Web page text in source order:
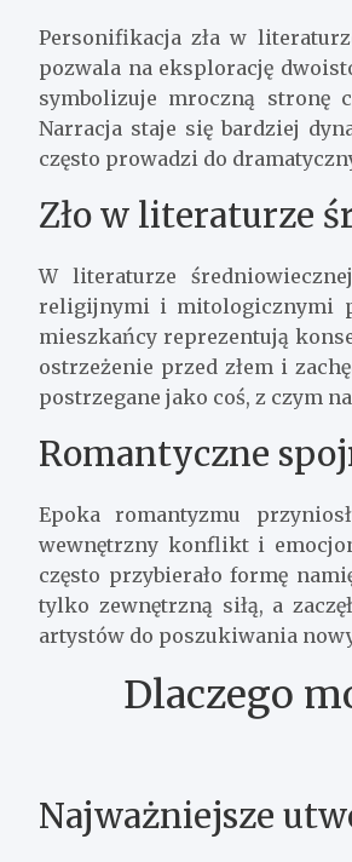
Personifikacja zła w
pozwala na eksplorację
symbolizuje mroczną stronę
Narracja staje się bardziej
często prowadzi do
Zło w literaturze
W literaturze
religijnymi i mitologicznymi
mieszkańcy reprezentują
ostrzeżenie przed złem i
postrzegane jako coś, z czym
Romantyczne
Epoka romantyzmu
wewnętrzny konflikt i
często przybierało formę
tylko zewnętrzną siłą, a
artystów do poszukiwania
Dlaczego
Najważniejsze